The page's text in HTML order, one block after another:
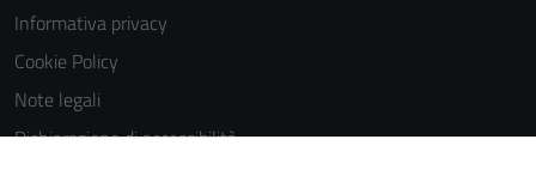
Informativa privacy
Cookie Policy
Note legali
Dichiarazione di accessibilità